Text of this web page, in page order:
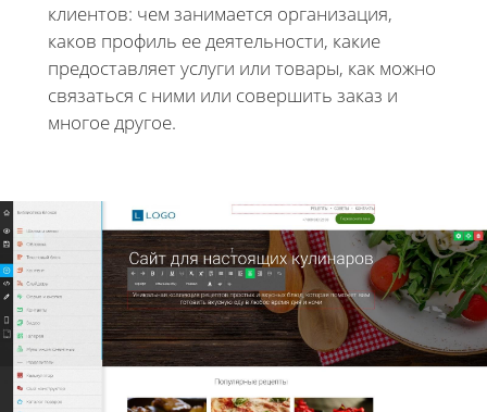
клиентов: чем занимается организация,
каков профиль ее деятельности, какие
предоставляет услуги или товары, как можно
связаться с ними или совершить заказ и
многое другое.